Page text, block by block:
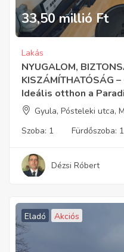
33,50 millió Ft
Lakás
NYUGALOM,
KISZÁMÍTHATÓSÁG
Ideális otthon a
Gyula, Pósteleki utca,
Szoba: 1 Fürdőszoba: 1
Dézsi Róbert
Eladó Akciós